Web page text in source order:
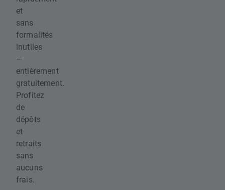
et
sans
formalités
inutiles
—
entièrement
gratuitement.
Profitez
de
dépôts
et
retraits
sans
aucuns
frais.